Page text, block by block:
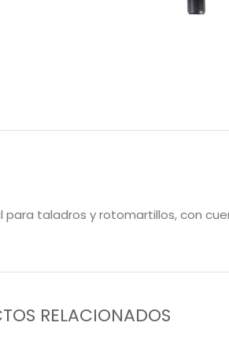
para taladros y rotomartillos, con
RELACIONADOS